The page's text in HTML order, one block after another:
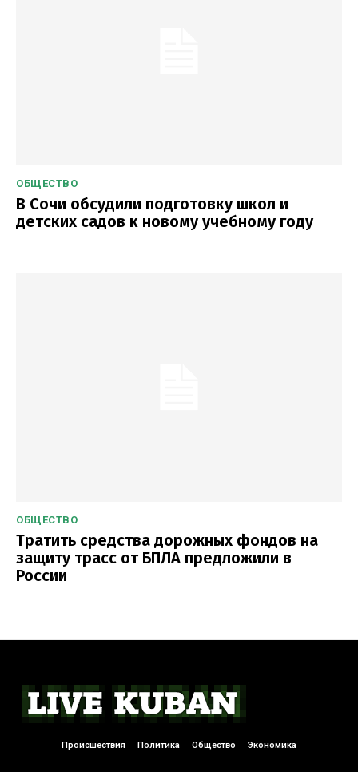
ОБЩЕСТВО
В Сочи обсудили подготовку школ и
детских садов к новому учебному году
ОБЩЕСТВО
Тратить средства дорожных фондов на
защиту трасс от БПЛА предложили в
России
Происшествия Политика Общество Экономика